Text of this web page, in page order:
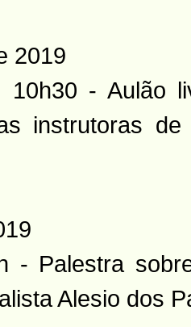
2019
10h30 - Aulão
instrutoras
- Palestra
Alesio dos